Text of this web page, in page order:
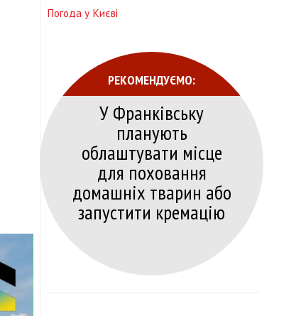
Погода у Києві
РЕКОМЕНДУЄМО:
У Франківську
планують
облаштувати місце
для поховання
домашніх тварин або
запустити кремацію